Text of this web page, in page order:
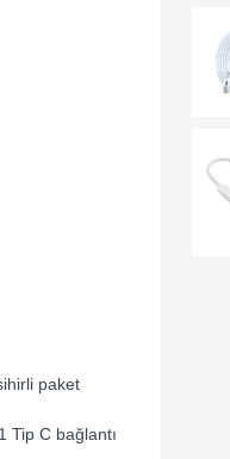
paket
Tip C bağlantı